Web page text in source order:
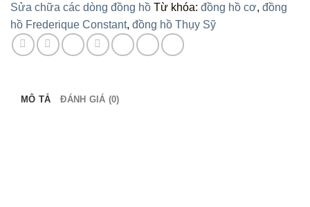
Sửa chữa các dòng đồng hồ Từ khóa: đồng hồ cơ, đồng
hồ Frederique Constant, đồng hồ Thụy Sỹ
MÔ TẢ ĐÁNH GIÁ (0)